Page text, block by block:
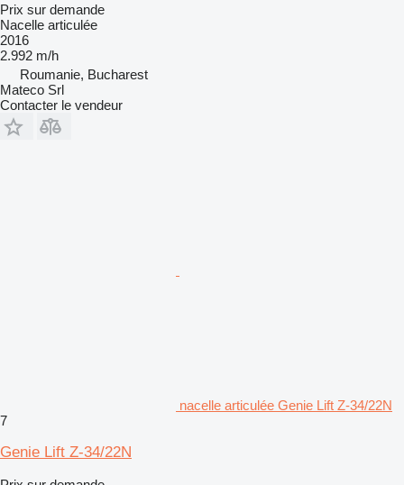
Prix sur demande
Nacelle articulée
2016
2.992 m/h
Roumanie, Bucharest
Mateco Srl
Contacter le vendeur
nacelle articulée Genie Lift Z-34/22N
7
Genie Lift Z-34/22N